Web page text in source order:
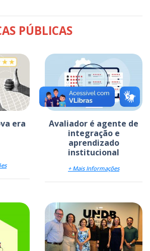
PÚBLICAS
era
Avaliador é agente de
integração e
aprendizado
institucional
+ Mais Informações